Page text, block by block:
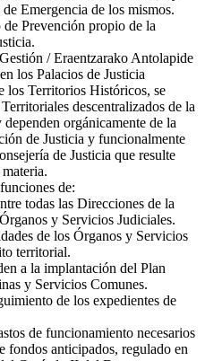
Emergencia de los mismos.
Prevención propio de la
/ Eraentzarako Antolapide
los Palacios de Justicia
los Territorios Históricos, se
descentralizados de la
orgánicamente de la
de Justicia y funcionalmente
de Justicia que resulte
de:
todas las Direcciones de la
y Servicios Judiciales.
de los Órganos y Servicios
territorial.
a la implantación del Plan
y Servicios Comunes.
de los expedientes de
de funcionamiento necesarios
fondos anticipados, regulado en